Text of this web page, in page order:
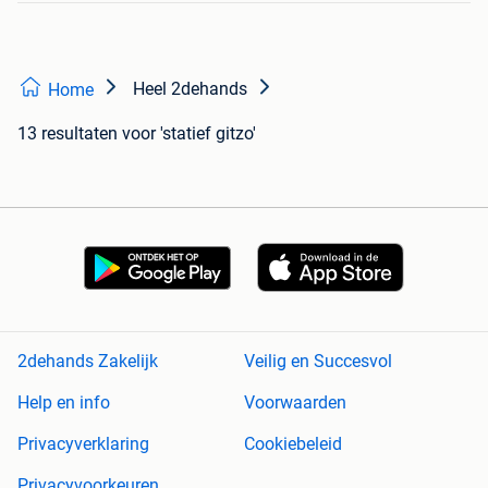
Home Heel 2dehands
13 resultaten voor 'statief gitzo'
2dehands Zakelijk
Veilig en Succesvol
Help en info
Voorwaarden
Privacyverklaring
Cookiebeleid